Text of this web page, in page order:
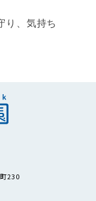
り、気持ち
230